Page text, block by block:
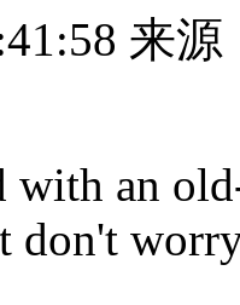
来源
with an
don't